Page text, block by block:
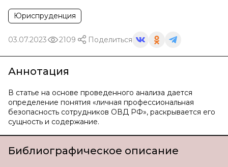
Юриспруденция
03.07.2023 2109 Поделиться
Аннотация
В статье на основе проведенного анализа дается
определение понятия «личная профессиональная
безопасность сотрудников ОВД РФ», раскрывается его
сущность и содержание.
Библиографическое описание